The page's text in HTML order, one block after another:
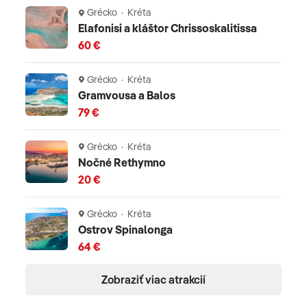
(napr. 5* hotel má taxu 15 EUR/izba/deň).
Oficiálne hodnotenie
*****
Grécko · Kréta
Elafonisi a kláštor Chrissoskalitissa
60 €
Grécko · Kréta
Gramvousa a Balos
79 €
Grécko · Kréta
Nočné Rethymno
20 €
Grécko · Kréta
Ostrov Spinalonga
64 €
Zobraziť viac atrakcií